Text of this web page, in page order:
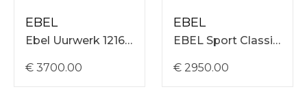
EBEL
Ebel Uurwerk 1216642 Sport Classic
€ 3700.00
EBEL
EBEL Sport Classic 1216650 horloge – Automatisch 37 mm met blauwe wijzerplaat
€ 2950.00